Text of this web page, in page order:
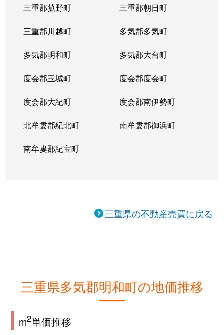
三重郡菰野町 三重郡朝日町
三重郡川越町 多気郡多気町
多気郡明和町 多気郡大台町
度会郡玉城町 度会郡度会町
度会郡大紀町 度会郡南伊勢町
北牟婁郡紀北町 南牟婁郡御浜町
南牟婁郡紀宝町
三重県の不動産売買に戻る
三重県多気郡明和町の地価推移
m2単価推移